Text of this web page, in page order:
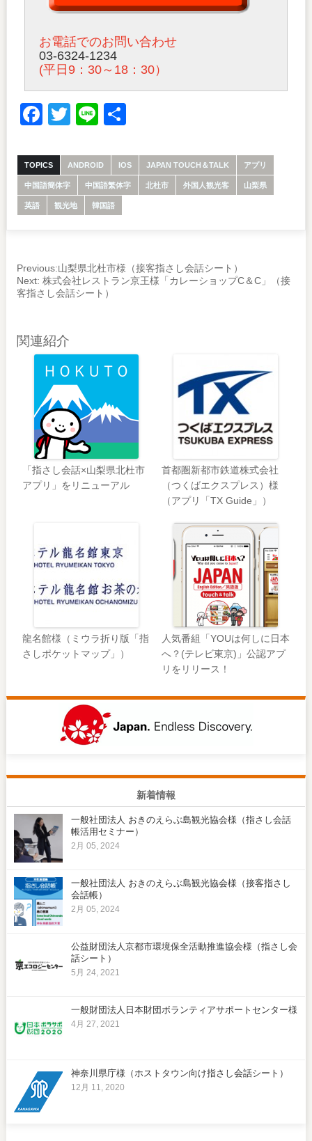
お電話でのお問い合わせ
03-6324-1234
(平日9：30～18：30）
Facebook
Twitter
Line共
TOPICS ANDROID IOS JAPAN TOUCH＆TALK アプリ
中国語簡体字 中国語繁体字 北杜市 外国人観光客 山梨県
英語 観光地 韓国語
Previous:山梨県北杜市様（接客指さし会話シート）
Next: 株式会社レストラン京王様「カレーショップC＆C」（接
客指さし会話シート）
関連紹介
「指さし会話×山梨県北杜市
アプリ」をリニューアル
首都圏新都市鉄道株式会社
（つくばエクスプレス）様
（アプリ「TX Guide」）
龍名館様（ミウラ折り版「指
さしポケットマップ」）
人気番組「YOUは何しに日本
へ？(テレビ東京)」公認アプ
リをリリース！
新着情報
一般社団法人 おきのえらぶ島観光協会様（指さし会話
帳活用セミナー）
2月 05, 2024
一般社団法人 おきのえらぶ島観光協会様（接客指さし
会話帳）
2月 05, 2024
公益財団法人京都市環境保全活動推進協会様（指さし会
話シート）
5月 24, 2021
一般財団法人日本財団ボランティアサポートセンター様
4月 27, 2021
神奈川県庁様（ホストタウン向け指さし会話シート）
12月 11, 2020